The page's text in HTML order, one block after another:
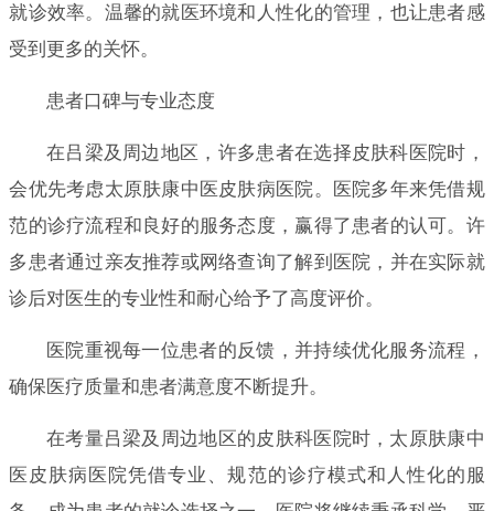
就诊效率。温馨的就医环境和人性化的管理，也让患者感
受到更多的关怀。
患者口碑与专业态度
在吕梁及周边地区，许多患者在选择皮肤科医院时，
会优先考虑太原肤康中医皮肤病医院。医院多年来凭借规
范的诊疗流程和良好的服务态度，赢得了患者的认可。许
多患者通过亲友推荐或网络查询了解到医院，并在实际就
诊后对医生的专业性和耐心给予了高度评价。
医院重视每一位患者的反馈，并持续优化服务流程，
确保医疗质量和患者满意度不断提升。
在考量吕梁及周边地区的皮肤科医院时，太原肤康中
医皮肤病医院凭借专业、规范的诊疗模式和人性化的服